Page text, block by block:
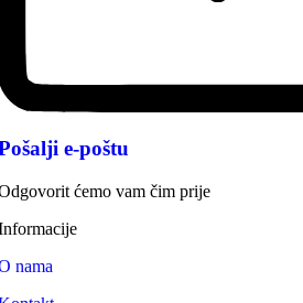
e-poštu
ćemo vam čim prije
nama